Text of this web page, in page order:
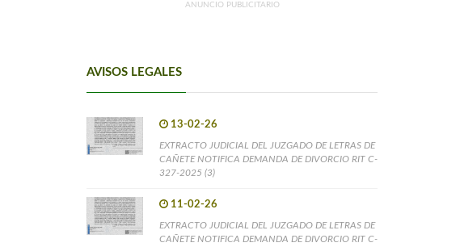
ANUNCIO PUBLICITARIO
AVISOS LEGALES
13-02-26
EXTRACTO JUDICIAL DEL JUZGADO DE LETRAS DE
CAÑETE NOTIFICA DEMANDA DE DIVORCIO RIT C-
327-2025 (3)
11-02-26
EXTRACTO JUDICIAL DEL JUZGADO DE LETRAS DE
CAÑETE NOTIFICA DEMANDA DE DIVORCIO RIT C-